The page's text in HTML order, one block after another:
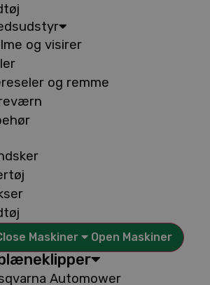
og visirer
og remme
Maskiner Open Maskiner
Automower